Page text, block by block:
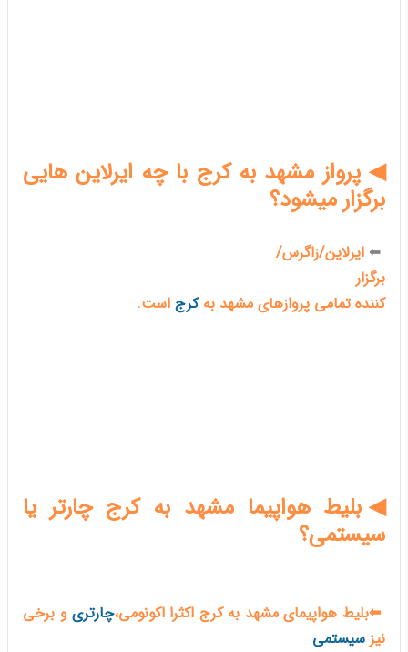
◀ پرواز مشهد به کرج با چه ایرلاین هایی
برگزار میشود؟
⬅ ایرلاین/زاگرس/
برگزار
کننده تمامی پروازهای مشهد بهکرج است.
◀بلیط هواپیما مشهد به کرج چارتر یا
سیستمی؟
⬅بلیط هواپیمای مشهد به کرج اکثرا اکونومی،چارتری و برخی
نیز سیستمی